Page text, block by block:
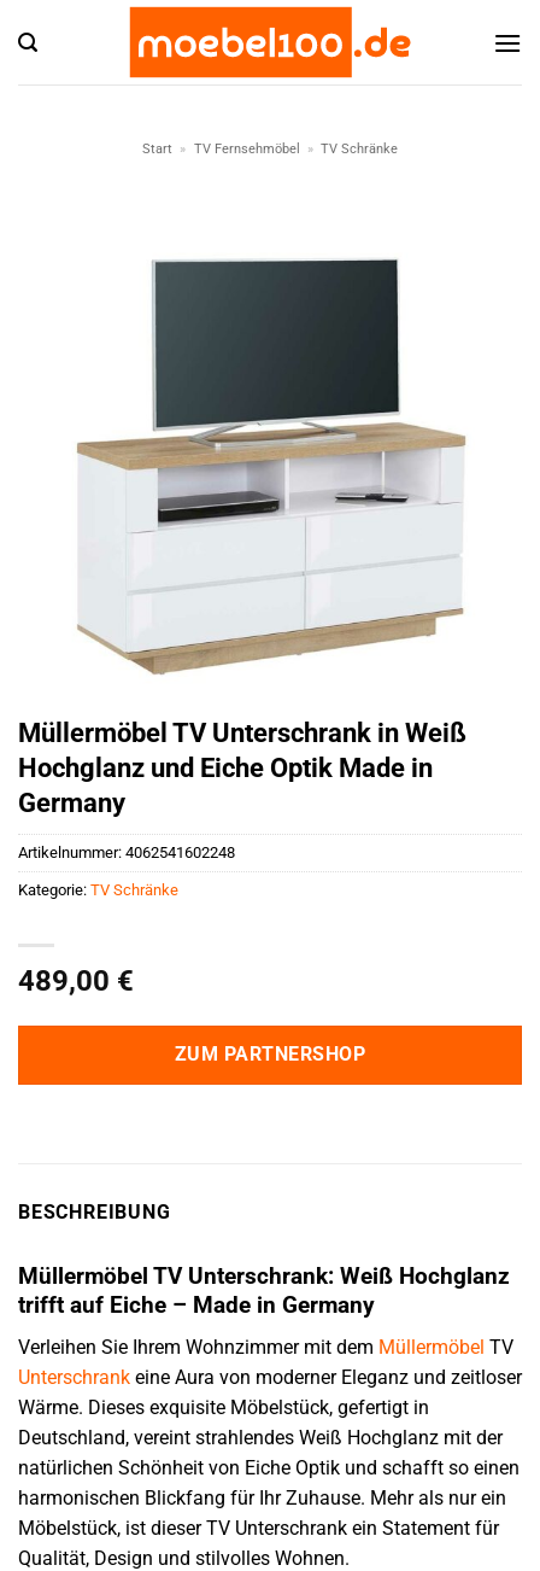
Inhalt
Start » TV Fernsehmöbel » TV Schränke
Müllermöbel TV Unterschrank in Weiß
Hochglanz und Eiche Optik Made in
Germany
489,00 €
ZUM PARTNERSHOP
Artikelnummer: 4062541602248
Kategorie: TV Schränke
BESCHREIBUNG
Müllermöbel TV Unterschrank: Weiß Hochglanz
trifft auf Eiche – Made in Germany
Verleihen Sie Ihrem Wohnzimmer mit dem Müllermöbel TV
Unterschrank eine Aura von moderner Eleganz und zeitloser
Wärme. Dieses exquisite Möbelstück, gefertigt in
Deutschland, vereint strahlendes Weiß Hochglanz mit der
natürlichen Schönheit von Eiche Optik und schafft so einen
harmonischen Blickfang für Ihr Zuhause. Mehr als nur ein
Möbelstück, ist dieser TV Unterschrank ein Statement für
Qualität, Design und stilvolles Wohnen.